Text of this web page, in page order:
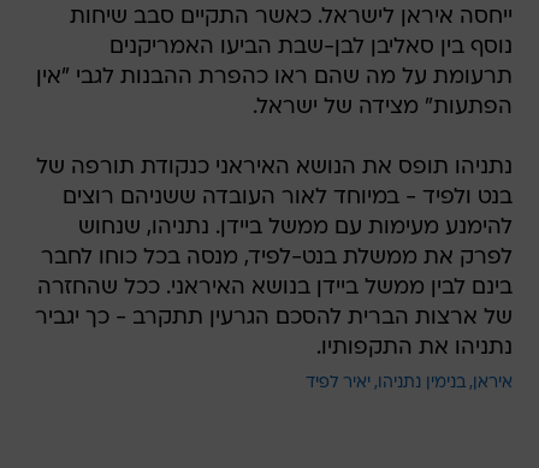
ייחסה איראן לישראל. כאשר התקיים סבב שיחות
נוסף בין סאליבן לבן-שבת הביעו האמריקנים
תרעומת על מה שהם ראו כהפרת ההבנות לגבי "אין
הפתעות" מצידה של ישראל.
נתניהו תופס את הנושא האיראני כנקודת תורפה של
בנט ולפיד - במיוחד לאור העובדה ששניהם רוצים
להימנע מעימות עם ממשל ביידן. נתניהו, שנחוש
לפרק את ממשלת בנט-לפיד, מנסה בכל כוחו לחבר
בינם לבין ממשל ביידן בנושא האיראני. ככל שהחזרה
של ארצות הברית להסכם הגרעין תתקרב - כך יגביר
נתניהו את התקפותיו.
איראן בנימין נתניהו יאיר לפיד